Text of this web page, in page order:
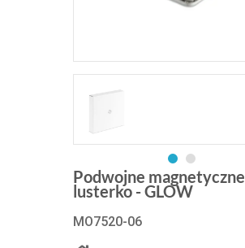
Podwojne magnetyczne
lusterko - GLOW
MO7520-06